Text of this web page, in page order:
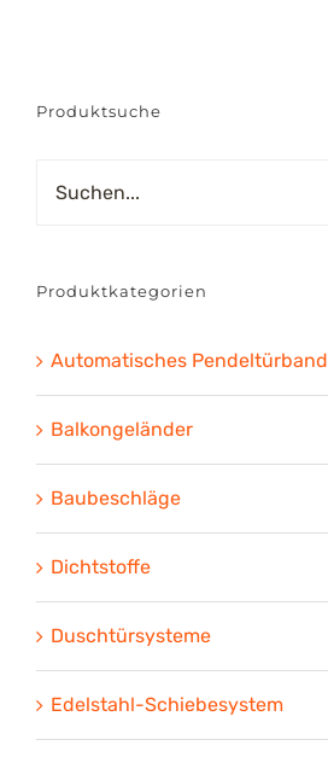
Produktsuche
Produktkategorien
Automatisches Pendeltürband
Balkongeländer
Baubeschläge
Dichtstoffe
Duschtürsysteme
Edelstahl-Schiebesystem